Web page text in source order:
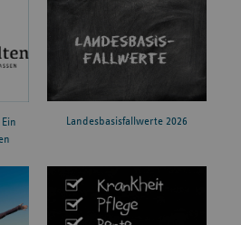
Landesbasisfallwerte 2026